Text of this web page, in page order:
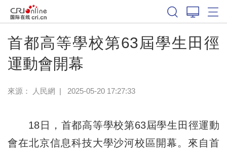
首都高等學校第63屆學生田徑
運動會開幕
來源： 人民網 | 2025-05-20 17:27:33
18日，首都高等學校第63屆學生田徑運動
會在北京信息科技大學沙河校區開幕。來自首